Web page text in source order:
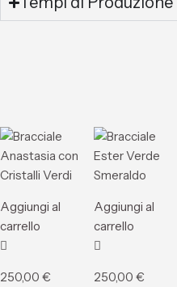
Aggiungi al
carrello
250,00 €
Aggiungi al
carrello
250,00 €